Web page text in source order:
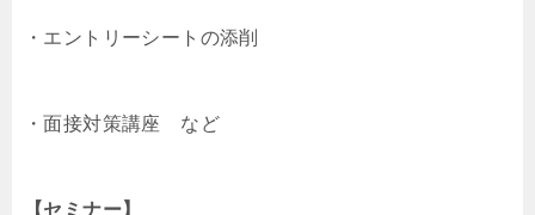
・エントリーシートの添削
・面接対策講座 など
【セミナー】